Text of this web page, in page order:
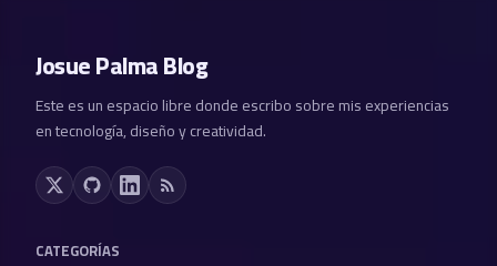
Josue Palma Blog
Este es un espacio libre donde escribo sobre mis experiencias
en tecnología, diseño y creatividad.
CATEGORÍAS